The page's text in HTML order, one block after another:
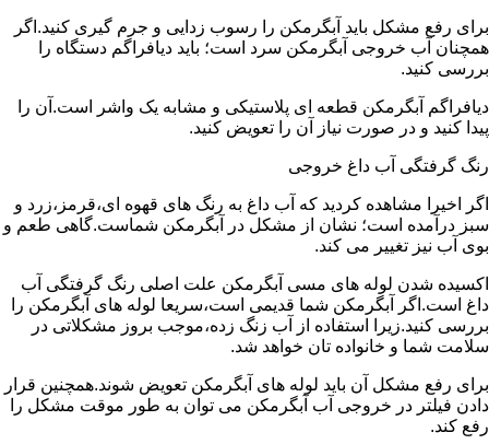
برای رفع مشکل باید آبگرمکن را رسوب زدایی و جرم گیری کنید.اگر
همچنان آب خروجی آبگرمکن سرد است؛ باید دیافراگم دستگاه را
بررسی کنید.
دیافراگم آبگرمکن قطعه ای پلاستیکی و مشابه یک واشر است.آن را
پیدا کنید و در صورت نیاز آن را تعویض کنید.
رنگ گرفتگی آب داغ خروجی
اگر اخیرا مشاهده کردید که آب داغ به رنگ های قهوه ای،قرمز،زرد و
سبز درآمده است؛ نشان از مشکل در آبگرمکن شماست.گاهی طعم و
بوی آب نیز تغییر می کند.
اکسیده شدن لوله های مسی آبگرمکن علت اصلی رنگ گرفتگی آب
داغ است.اگر آبگرمکن شما قدیمی است،سریعا لوله های آبگرمکن را
بررسی کنید.زیرا استفاده از آب زنگ زده،موجب بروز مشکلاتی در
سلامت شما و خانواده تان خواهد شد.
برای رفع مشکل آن باید لوله های آبگرمکن تعویض شوند.همچنین قرار
دادن فیلتر در خروجی آب آبگرمکن می توان به طور موقت مشکل را
رفع کند.